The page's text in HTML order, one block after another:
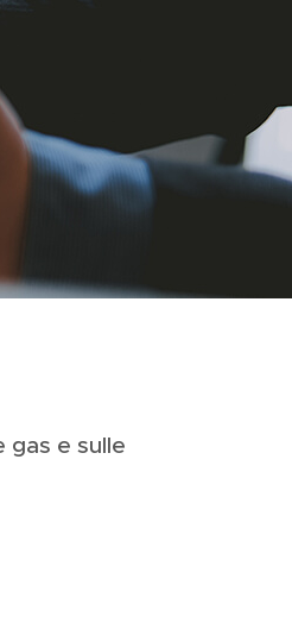
gas e sulle